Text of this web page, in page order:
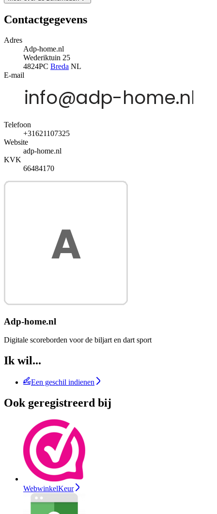
Contactgegevens
Adres
Adp-home.nl
Wederiktuin 25
4824PC Breda NL
E-mail
Telefoon
+31621107325
Website
adp-home.nl
KVK
66484170
Adp-home.nl
Digitale scoreborden voor de biljart en dart sport
Ik wil...
Een geschil indienen
Ook geregistreerd bij
WebwinkelKeur